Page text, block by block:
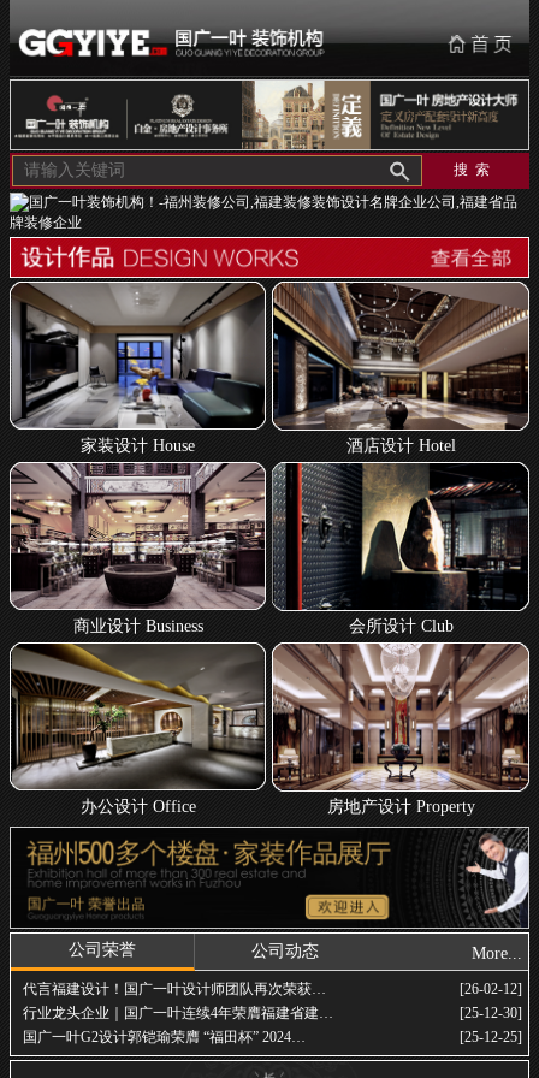
家装设计 House 酒店设计 Hotel
商业设计 Business 会所设计 Club
办公设计 Office 房地产设计 Property
公司荣誉 公司动态 More...
代言福建设计！国广一叶设计师团队再次荣获…
[26-02-12]
行业龙头企业｜国广一叶连续4年荣膺福建省建…
[25-12-30]
国广一叶G2设计郭铠瑜荣膺 “福田杯” 2024…
[25-12-25]